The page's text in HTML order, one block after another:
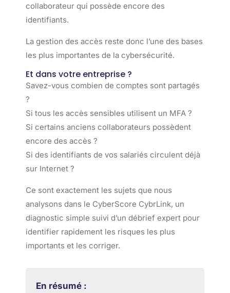
collaborateur qui possède encore des
identifiants.
La gestion des accès reste donc l’une des bases
les plus importantes de la cybersécurité.
Et dans votre entreprise ?
Savez-vous combien de comptes sont partagés
?
Si tous les accès sensibles utilisent un MFA ?
Si certains anciens collaborateurs possèdent
encore des accès ?
Si des identifiants de vos salariés circulent déjà
sur Internet ?
Ce sont exactement les sujets que nous
analysons dans le CyberScore CybrLink, un
diagnostic simple suivi d’un débrief expert pour
identifier rapidement les risques les plus
importants et les corriger.
En résumé :